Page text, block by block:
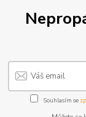
Souhlasím se